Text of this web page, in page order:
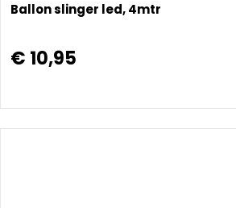
Ballon slinger led, 4mtr
€ 10,95